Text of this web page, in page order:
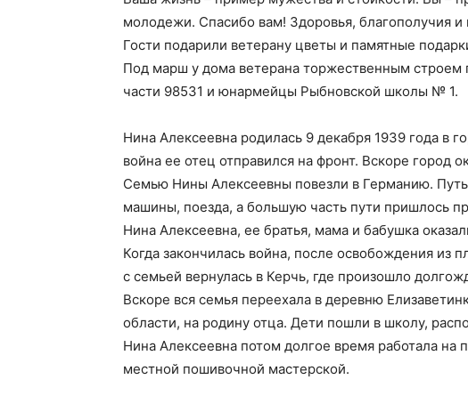
молодежи. Спасибо вам! Здоровья, благополучия и
Гости подарили ветерану цветы и памятные
Под марш у дома ветерана торжественным
части 98531 и юнармейцы Рыбновской школы № 1.
Нина Алексеевна родилась 9 декабря 1939 года в
война ее отец отправился на фронт. Вскоре город
Семью Нины Алексеевны повезли в Германию.
машины, поезда, а большую часть пути пришлось
Нина Алексеевна, ее братья, мама и бабушка
Когда закончилась война, после освобождения из
с семьей вернулась в Керчь, где произошло
Вскоре вся семья переехала в деревню
области, на родину отца. Дети пошли в школу,
Нина Алексеевна потом долгое время работала на
местной пошивочной мастерской.